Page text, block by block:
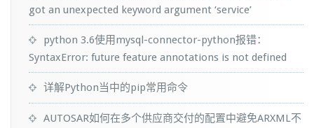
got an unexpected keyword argument ‘service’
python 3.6使用mysql-connector-python报错：
SyntaxError: future feature annotations is not defined
详解Python当中的pip常用命令
AUTOSAR如何在多个供应商交付的配置中避免ARXML不